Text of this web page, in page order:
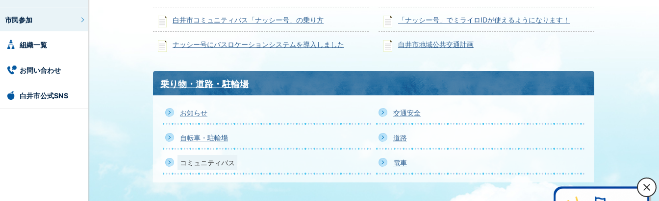
市民参加
組織一覧
お問い合わせ
白井市公式SNS
白井市コミュニティバス「ナッシー号」の乗り方 「ナッシー号」でミライロIDが使えるようになります！
ナッシー号にバスロケーションシステムを導入しました 白井市地域公共交通計画
乗り物・道路・駐輪場
お知らせ 交通安全
自転車・駐輪場 道路
コミュニティバス 電車